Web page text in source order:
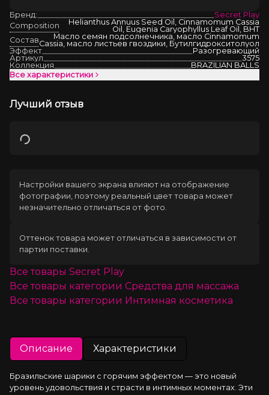
Бренд:
Secret Play
Composition
Helianthus Annuus Seed Oil, Cinnamomum Cassia
Oil, Eugenia Caryophyllus Leaf Oil, BHT
Состав
Масло семян подсолнечника, масло Cinnamomum
Cassia, масло листьев гвоздики, Бутилгидрокситолуол
Эффект
Разогревающий
Артикул
3575
Коллекция
BRAZILIAN BALLS
Все характеристики
Лучший отзыв
Загрузка
Настройки вашего экрана влияют на отображение
фотографии, поэтому реальный цвет товара может
незначительно отличаться от фото.
Оттенок товара может отличаться в зависимости от
партии поставки.
Все товары Secret Play
Все товары категории Средства для массажа
Все товары категории Интимная косметика
Описание Характеристики
Бразильские шарики с горячим эффектом — это новый
уровень удовольствия и страсти в интимных моментах. Эти